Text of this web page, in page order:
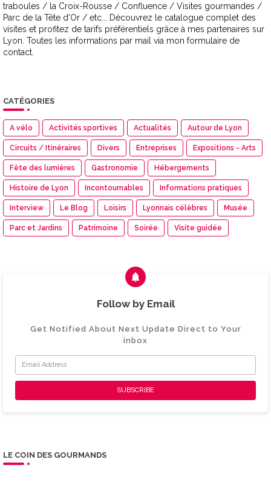
traboules / la Croix-Rousse / Confluence / Visites gourmandes /
Parc de la Tête d'Or / etc... Découvrez le catalogue complet des
visites et profitez de tarifs préférentiels grâce à mes partenaires sur
Lyon. Toutes les informations par mail via mon formulaire de
contact.
CATÉGORIES
A vélo Activités sportives Actualités Autour de Lyon
Circuits / Itinéraires Divers Entreprises Expositions - Arts
Fête des lumières Gastronomie Hébergements
Histoire de Lyon Incontournables Informations pratiques
Interview Le Blog Loisirs Lyonnais célèbres Musée
Parc et Jardins Patrimoine Soirée Visite guidée
Follow by Email
Get Notified About Next Update Direct to Your
inbox
LE COIN DES GOURMANDS